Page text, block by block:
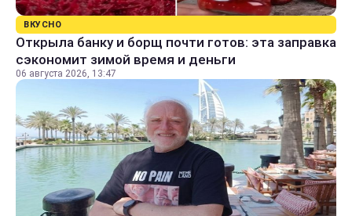
ВКУСНО
Открыла банку и борщ почти готов: эта заправка
сэкономит зимой время и деньги
06 августа 2026, 13:47